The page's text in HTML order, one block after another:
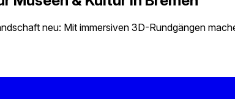
neu: Mit immersiven 3D-Rundgängen